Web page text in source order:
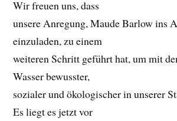
Wir freuen uns, dass
unsere Anregung, Maude Barlow ins
einzuladen, zu einem
weiteren Schritt geführt hat, um mit
Wasser bewusster,
sozialer und ökologischer in unserer
Es liegt es jetzt vor